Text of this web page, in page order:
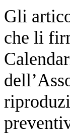
Gli
che li